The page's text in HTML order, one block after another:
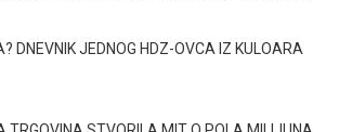
DNEVNIK JEDNOG HDZ-OVCA IZ KULOARA